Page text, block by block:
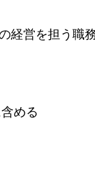
営を担う職
める